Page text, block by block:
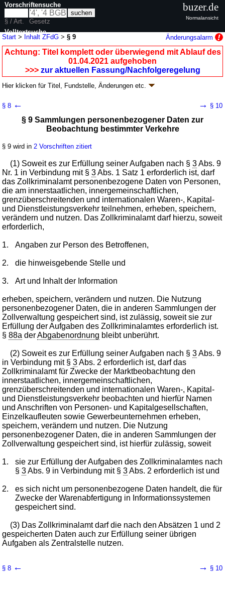
Start > Inhalt ZFdG >§ 9 Änderungsalarm
Achtung: Titel komplett oder überwiegend mit Ablauf des
01.04.2021 aufgehoben
>>> zur aktuellen Fassung/Nachfolgeregelung
Hier klicken fürTitel, Fundstelle, Änderungen etc.
30.03.2021BGBl. I S. 402
Geltung ab 24.08.2002; FNA: 602-2Zollverwaltung
wird in 40 Vorschriften zitiert
Kapitel 2 Zollkriminalamt
Abschnitt 2 Befugnisse des Zollkriminalamtes
§ 8 ← → § 10
§ 9 Sammlungen personenbezogener Daten zur
Beobachtung bestimmter Verkehre
§ 9 wird in 2 Vorschriften zitiert
(1) Soweit es zur Erfüllung seiner Aufgaben nach §3Abs. 9
Nr. 1 in Verbindung mit §3Abs. 1 Satz 1 erforderlich ist, darf
das Zollkriminalamt personenbezogene Daten von Personen,
die am innerstaatlichen, innergemeinschaftlichen,
grenzüberschreitenden und internationalen Waren-, Kapital-
und Dienstleistungsverkehr teilnehmen, erheben, speichern,
verändern und nutzen. Das Zollkriminalamt darf hierzu, soweit
erforderlich,
1. Angaben zur Person des Betroffenen,
2. die hinweisgebende Stelle und
3. Art und Inhalt der Information
erheben, speichern, verändern und nutzen. Die Nutzung
personenbezogener Daten, die in anderen Sammlungen der
Zollverwaltung gespeichert sind, ist zulässig, soweit sie zur
Erfüllung der Aufgaben des Zollkriminalamtes erforderlich ist.
§88a derAbgabenordnung bleibt unberührt.
(2) Soweit es zur Erfüllung seiner Aufgaben nach §3Abs. 9
in Verbindung mit §3Abs. 2 erforderlich ist, darf das
Zollkriminalamt für Zwecke der Marktbeobachtung den
innerstaatlichen, innergemeinschaftlichen,
grenzüberschreitenden und internationalen Waren-, Kapital-
und Dienstleistungsverkehr beobachten und hierfür Namen
und Anschriften von Personen- und Kapitalgesellschaften,
Einzelkaufleuten sowie Gewerbeunternehmen erheben,
speichern, verändern und nutzen. Die Nutzung
personenbezogener Daten, die in anderen Sammlungen der
Zollverwaltung gespeichert sind, ist hierfür zulässig, soweit
1.
sie zur Erfüllung der Aufgaben des Zollkriminalamtes nach
§3Abs. 9 in Verbindung mit §3Abs. 2 erforderlich ist und
2.
es sich nicht um personenbezogene Daten handelt, die für
Zwecke der Warenabfertigung in Informationssystemen
gespeichert sind.
(3) Das Zollkriminalamt darf die nach den Absätzen 1 und 2
gespeicherten Daten auch zur Erfüllung seiner übrigen
Aufgaben als Zentralstelle nutzen.
§ 8 ← → § 10
Vorschriftensuche
§ / Art.
Gesetz
Volltextsuche
nur in ZFdG
buzer.de
Normalansicht